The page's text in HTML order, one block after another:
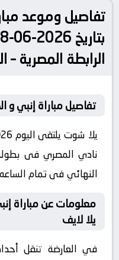
تفاصيل وموعد
الرابطة المصرية –
تفاصيل مباراة إنبي و
نادي المصري فى
النهائي فى تمام الساعه 20:30 بتوقيت مصر كورة لايف
يلا لايف
في العارضة تنقل